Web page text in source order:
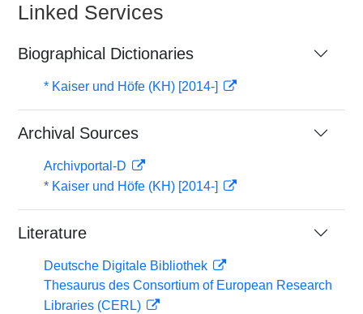
Linked Services
Biographical Dictionaries
* Kaiser und Höfe (KH) [2014-]
Archival Sources
Archivportal-D
* Kaiser und Höfe (KH) [2014-]
Literature
Deutsche Digitale Bibliothek
Thesaurus des Consortium of European Research
Libraries (CERL)